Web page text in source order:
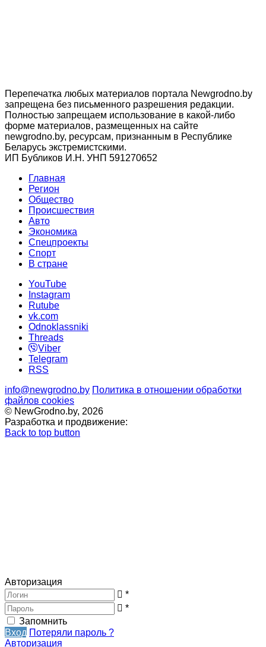
Перепечатка любых материалов портала Newgrodno.by
запрещена без письменного разрешения редакции.
Полностью запрещаем использование в какой-либо
форме материалов, размещенных на сайте
newgrodno.by, ресурсам, признанным в Республике
Беларусь экстремистскими.
ИП Бубликов И.Н. УНП 591270652
Главная
Регион
Общество
Происшествия
Авто
Экономика
Спецпроекты
Cпорт
В стране
YouTube
Instagram
Rutube
vk.com
Odnoklassniki
Threads
Viber
Telegram
RSS
info@newgrodno.by Политика в отношении обработки
файлов cookies
© NewGrodno.by, 2026
Разработка и продвижение:
Back to top button
Авторизация
*
*
Запомнить
Вход Потеряли пароль ?
Авторизация